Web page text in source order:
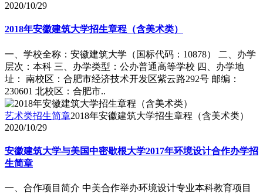
2020/10/29
2018年安徽建筑大学招生章程（含美术类）
一、学校全称：安徽建筑大学（国标代码：10878） 二、办学
层次：本科 三、办学类型：公办普通高等学校 四、办学地
址： 南校区：合肥市经济技术开发区紫云路292号 邮编：
230601 北校区：合肥市..
艺术类招生简章2018年安徽建筑大学招生章程（含美术类）
2020/10/29
安徽建筑大学与美国中密歇根大学2017年环境设计合作办学招
生简章
一、合作项目简介 中美合作举办环境设计专业本科教育项目